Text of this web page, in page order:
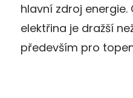
hlavní zdroj energie.
elektřina je dražší
především pro